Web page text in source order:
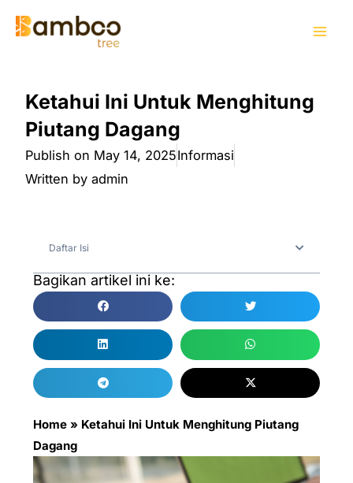
Ketahui Ini Untuk Menghitung
Piutang Dagang
Publish on May 14, 2025Informasi
Written by admin
Daftar Isi
Bagikan artikel ini ke:
Home » Ketahui Ini Untuk Menghitung Piutang
Dagang